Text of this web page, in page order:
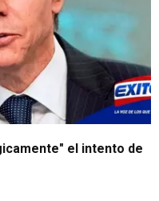
el intento de